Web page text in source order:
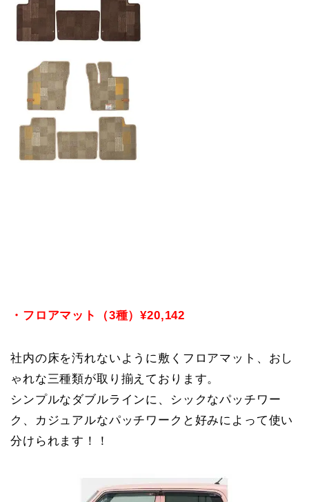
・フロアマット（3種）¥20,142
社内の床を汚れないように敷くフロアマット、おし
ゃれな三種類が取り揃えております。
シンプルなダブルラインに、シックなパッチワー
ク、カジュアルなパッチワークと好みによって使い
分けられます！！